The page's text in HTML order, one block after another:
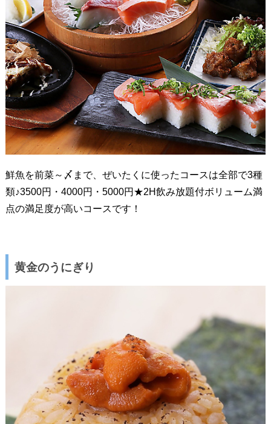
鮮魚を前菜～〆まで、ぜいたくに使ったコースは全部で3種
類♪3500円・4000円・5000円★2H飲み放題付ボリューム満
点の満足度が高いコースです！
黄金のうにぎり